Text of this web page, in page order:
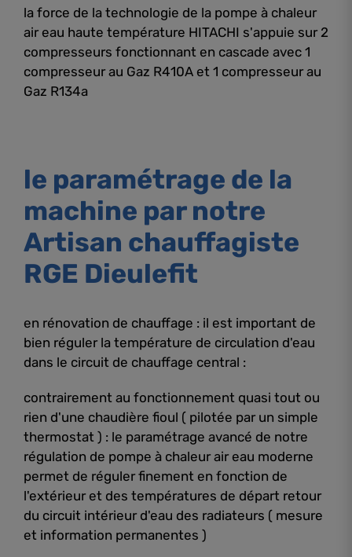
la force de la technologie de la pompe à chaleur
air eau haute température HITACHI s'appuie sur 2
compresseurs fonctionnant en cascade avec 1
compresseur au Gaz R410A et 1 compresseur au
Gaz R134a
le paramétrage de la
machine par notre
Artisan chauffagiste
RGE Dieulefit
en rénovation de chauffage : il est important de
bien réguler la température de circulation d'eau
dans le circuit de chauffage central :
contrairement au fonctionnement quasi tout ou
rien d'une chaudière fioul ( pilotée par un simple
thermostat ) : le paramétrage avancé de notre
régulation de pompe à chaleur air eau moderne
permet de réguler finement en fonction de
l'extérieur et des températures de départ retour
du circuit intérieur d'eau des radiateurs ( mesure
et information permanentes )